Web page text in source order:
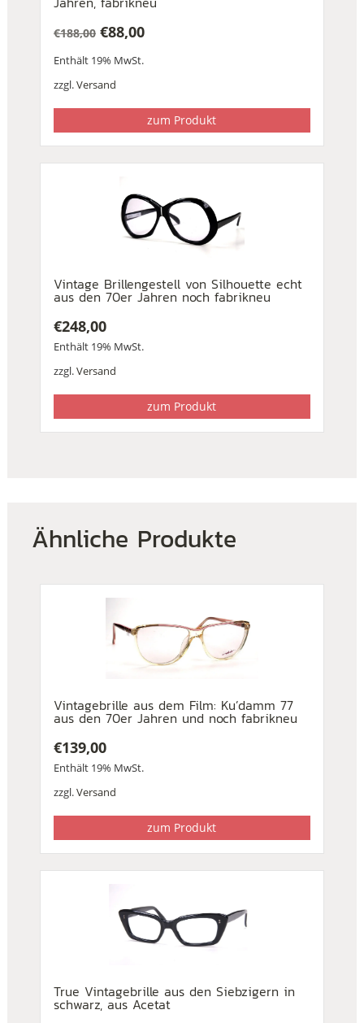
€188,00
Preis
war:
€88,00
Preis
ist:
Enthält 19% MwSt.
zzgl.Versand
zum Produkt
Vintage Brillengestell von Silhouette echt
aus den 70er Jahren noch fabrikneu
€248,00
Enthält 19% MwSt.
zzgl.Versand
zum Produkt
Ähnliche Produkte
Vintagebrille aus dem Film: Ku’damm 77
aus den 70er Jahren und noch fabrikneu
€139,00
Enthält 19% MwSt.
zzgl.Versand
zum Produkt
True Vintagebrille aus den Siebzigern in
schwarz, aus Acetat